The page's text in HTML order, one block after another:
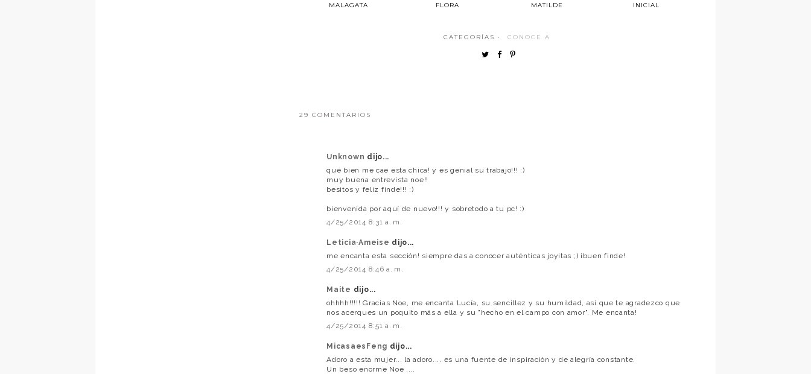
MALAGATA
FLORA
MATILDE
INICIAL
CATEGORÍAS · CONOCE A
29 COMENTARIOS
Unknown dijo...
qué bien me cae esta chica! y es genial su trabajo!!! :)
muy buena entrevista noe!!
besitos y feliz finde!!! :)
bienvenida por aquí de nuevo!!! y sobretodo a tu pc! :)
4/25/2014 8:31 a. m.
Leticia·Ameise dijo...
me encanta esta sección! siempre das a conocer auténticas joyitas ;) ¡buen finde!
4/25/2014 8:46 a. m.
Maite dijo...
ohhhh!!!!! Gracias Noe, me encanta Lucía, su sencillez y su humildad, así que te agradezco que
nos acerques un poquito más a ella y su "hecho en el campo con amor". Me encanta!
4/25/2014 8:51 a. m.
MicasaesFeng dijo...
Adoro a esta mujer... la adoro.... es una fuente de inspiración y de alegría constante.
Un beso enorme Noe ....